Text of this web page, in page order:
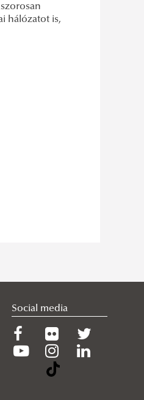
hálózatot is,
Social media